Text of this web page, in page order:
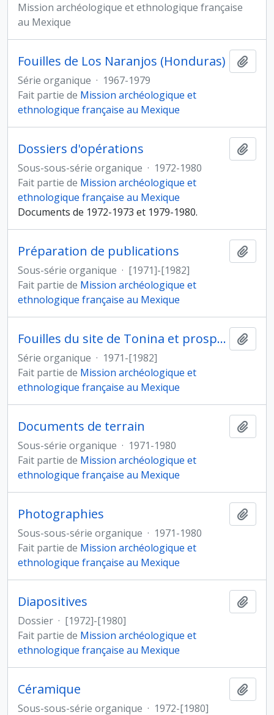
Mission archéologique et ethnologique française
au Mexique
Fouilles de Los Naranjos (Honduras)
Série organique · 1967-1979
Fait partie de Mission archéologique et
ethnologique française au Mexique
Dossiers d'opérations
Sous-sous-série organique · 1972-1980
Fait partie de Mission archéologique et
ethnologique française au Mexique
Documents de 1972-1973 et 1979-1980.
Préparation de publications
Sous-série organique · [1971]-[1982]
Fait partie de Mission archéologique et
ethnologique française au Mexique
Fouilles du site de Tonina et prospections dans la vallée d'Ocosingo (Mexique)
Série organique · 1971-[1982]
Fait partie de Mission archéologique et
ethnologique française au Mexique
Documents de terrain
Sous-série organique · 1971-1980
Fait partie de Mission archéologique et
ethnologique française au Mexique
Photographies
Sous-sous-série organique · 1971-1980
Fait partie de Mission archéologique et
ethnologique française au Mexique
Diapositives
Dossier · [1972]-[1980]
Fait partie de Mission archéologique et
ethnologique française au Mexique
Céramique
Sous-sous-série organique · 1972-[1980]